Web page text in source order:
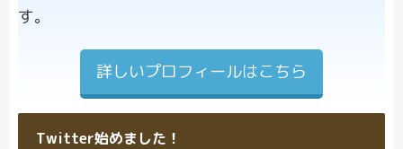
す。
詳しいプロフィールはこちら
Twitter始めました！